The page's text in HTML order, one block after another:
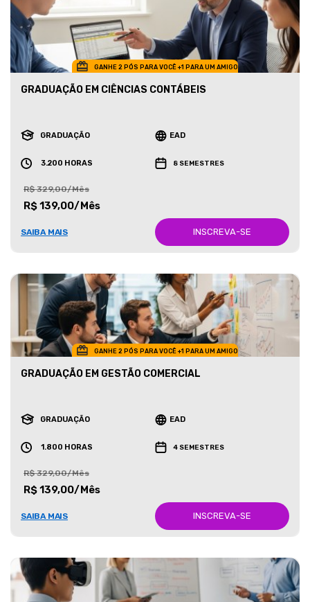
GANHE 2 PÓS PARA VOCÊ +1 PARA UM AMIGO
GRADUAÇÃO EM CIÊNCIAS CONTÁBEIS
GRADUAÇÃO EAD
3.200 HORAS 8 SEMESTRES
R$ 329,00/Mês
R$ 139,00/Mês
SAIBA MAIS INSCREVA-SE
GANHE 2 PÓS PARA VOCÊ +1 PARA UM AMIGO
GRADUAÇÃO EM GESTÃO COMERCIAL
GRADUAÇÃO EAD
1.800 HORAS 4 SEMESTRES
R$ 329,00/Mês
R$ 139,00/Mês
SAIBA MAIS INSCREVA-SE